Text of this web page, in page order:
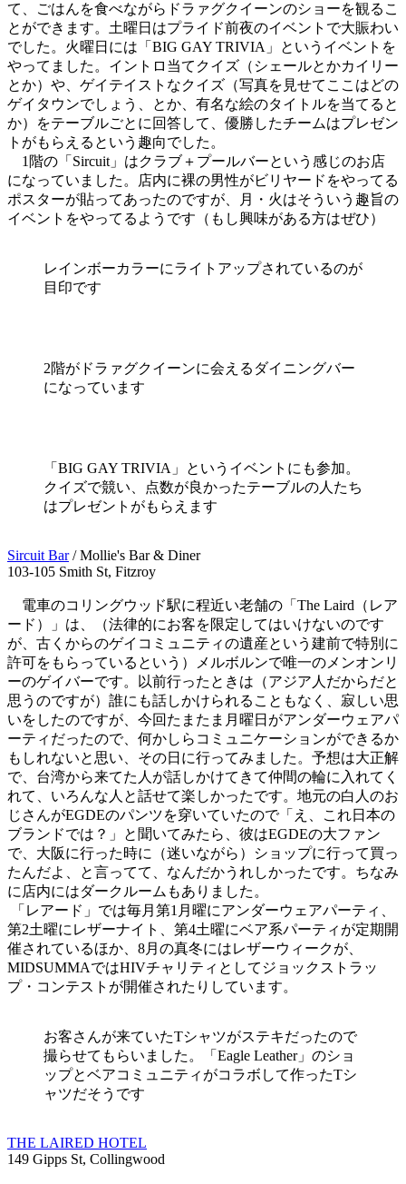
て、ごはんを食べながらドラァグクイーンのショーを観るこ
とができます。土曜日はプライド前夜のイベントで大賑わい
でした。火曜日には「BIG GAY TRIVIA」というイベントを
やってました。イントロ当てクイズ（シェールとかカイリー
とか）や、ゲイテイストなクイズ（写真を見せてここはどの
ゲイタウンでしょう、とか、有名な絵のタイトルを当てると
か）をテーブルごとに回答して、優勝したチームはプレゼン
トがもらえるという趣向でした。
1階の「Sircuit」はクラブ＋プールバーという感じのお店
になっていました。店内に裸の男性がビリヤードをやってる
ポスターが貼ってあったのですが、月・火はそういう趣旨の
イベントをやってるようです（もし興味がある方はぜひ）
レインボーカラーにライトアップされているのが
目印です
2階がドラァグクイーンに会えるダイニングバー
になっています
「BIG GAY TRIVIA」というイベントにも参加。
クイズで競い、点数が良かったテーブルの人たち
はプレゼントがもらえます
Sircuit Bar/ Mollie's Bar & Diner
103-105 Smith St, Fitzroy
電車のコリングウッド駅に程近い老舗の「The Laird（レア
ード）」は、（法律的にお客を限定してはいけないのです
が、古くからのゲイコミュニティの遺産という建前で特別に
許可をもらっているという）メルボルンで唯一のメンオンリ
ーのゲイバーです。以前行ったときは（アジア人だからだと
思うのですが）誰にも話しかけられることもなく、寂しい思
いをしたのですが、今回たまたま月曜日がアンダーウェアパ
ーティだったので、何かしらコミュニケーションができるか
もしれないと思い、その日に行ってみました。予想は大正解
で、台湾から来てた人が話しかけてきて仲間の輪に入れてく
れて、いろんな人と話せて楽しかったです。地元の白人のお
じさんがEGDEのパンツを穿いていたので「え、これ日本の
ブランドでは？」と聞いてみたら、彼はEGDEの大ファン
で、大阪に行った時に（迷いながら）ショップに行って買っ
たんだよ、と言ってて、なんだかうれしかったです。ちなみ
に店内にはダークルームもありました。
「レアード」では毎月第1月曜にアンダーウェアパーティ、
第2土曜にレザーナイト、第4土曜にベア系パーティが定期開
催されているほか、8月の真冬にはレザーウィークが、
MIDSUMMAではHIVチャリティとしてジョックストラッ
プ・コンテストが開催されたりしています。
お客さんが来ていたTシャツがステキだったので
撮らせてもらいました。「Eagle Leather」のショ
ップとベアコミュニティがコラボして作ったTシ
ャツだそうです
THE LAIRED HOTEL
149 Gipps St, Collingwood